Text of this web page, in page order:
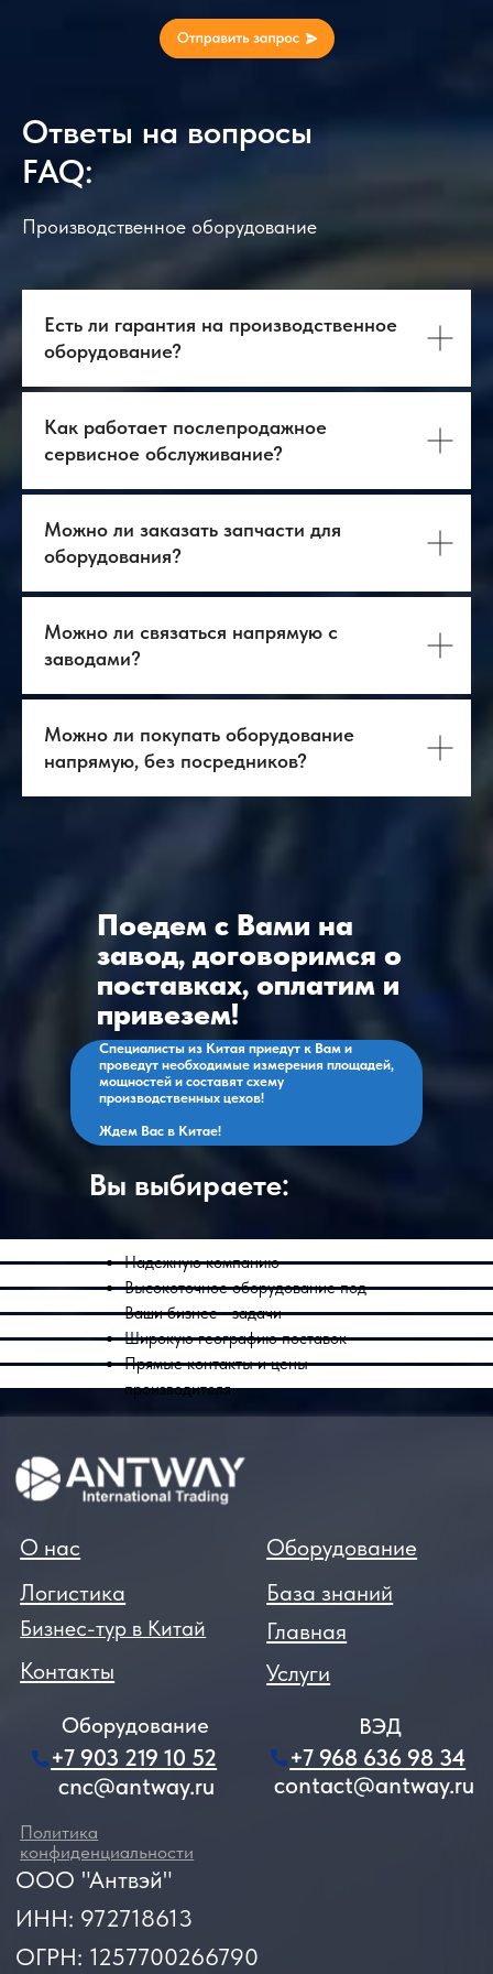
USB-интерфейс 1
23
площадки
аксессуарами
25
Руководство по
1
Ответы на вопросы
FAQ:
Производственное оборудование
Есть ли гарантия на производственное
оборудование?
Как работает послепродажное
сервисное обслуживание?
Можно ли заказать запчасти для
оборудования?
Можно ли связаться напрямую с
заводами?
Можно ли покупать оборудование
напрямую, без посредников?
Вы выбираете:
Поедем с Вами на
завод, договоримся о
поставках, оплатим и
привезем!
Специалисты из Китая приедут к Вам и
проведут необходимые измерения площадей,
мощностей и составят схему
производственных цехов!
Ждем Вас в Китае!
Надежную компанию
Высокоточное оборудование под
Ваши бизнес - задачи
Широкую географию поставок
Прямые контакты и цены
производителя
ОГРН: 1257700266790